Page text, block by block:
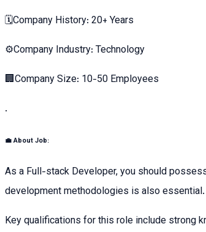
🗓Company History: 20+ Years
⚙️Company Industry: Technology
🏢Company Size: 10-50 Employees
.
💼 About Job:
As a Full-stack Developer, you should
development methodologies is also essential.
Key qualifications for this role include strong